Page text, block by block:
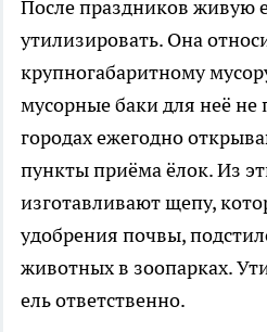
После праздников живую
утилизировать. Она
крупногабаритному
мусорные баки для неё не
городах ежегодно
пункты приёма ёлок. Из
изготавливают щепу,
удобрения почвы,
животных в зоопарках.
ель ответственно.